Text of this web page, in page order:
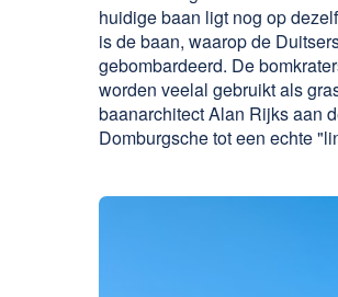
huidige baan ligt nog op
is de baan, waarop de
gebombardeerd. De
worden veelal gebruikt als
baanarchitect Alan Rijks aan
Domburgsche tot een echte